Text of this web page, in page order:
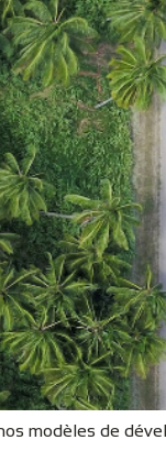
modèles de